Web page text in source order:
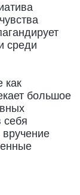
среди
как
большое
себя